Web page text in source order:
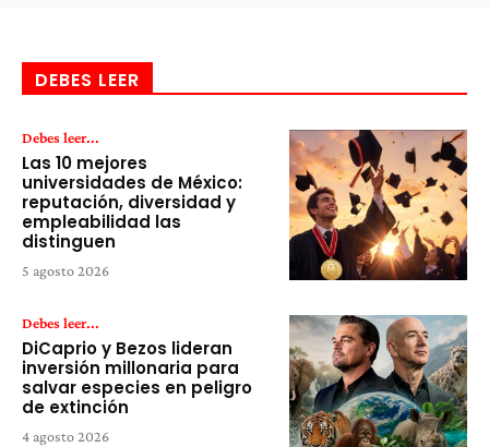
DEBES LEER
Debes leer...
Las 10 mejores
universidades de México:
reputación, diversidad y
empleabilidad las
distinguen
5 agosto 2026
Debes leer...
DiCaprio y Bezos lideran
inversión millonaria para
salvar especies en peligro
de extinción
4 agosto 2026